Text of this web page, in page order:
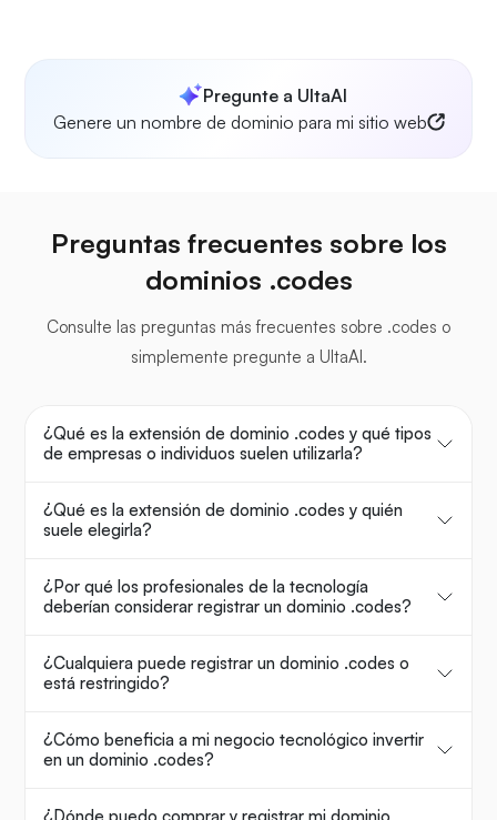
Pregunte a UltaAI
Genere un nombre de dominio para mi sitio web
Preguntas frecuentes sobre los
dominios .codes
Consulte las preguntas más frecuentes sobre .codes o
simplemente pregunte a UltaAI.
¿Qué es la extensión de dominio .codes y qué tipos
de empresas o individuos suelen utilizarla?
¿Qué es la extensión de dominio .codes y quién
suele elegirla?
¿Por qué los profesionales de la tecnología
deberían considerar registrar un dominio .codes?
¿Cualquiera puede registrar un dominio .codes o
está restringido?
¿Cómo beneficia a mi negocio tecnológico invertir
en un dominio .codes?